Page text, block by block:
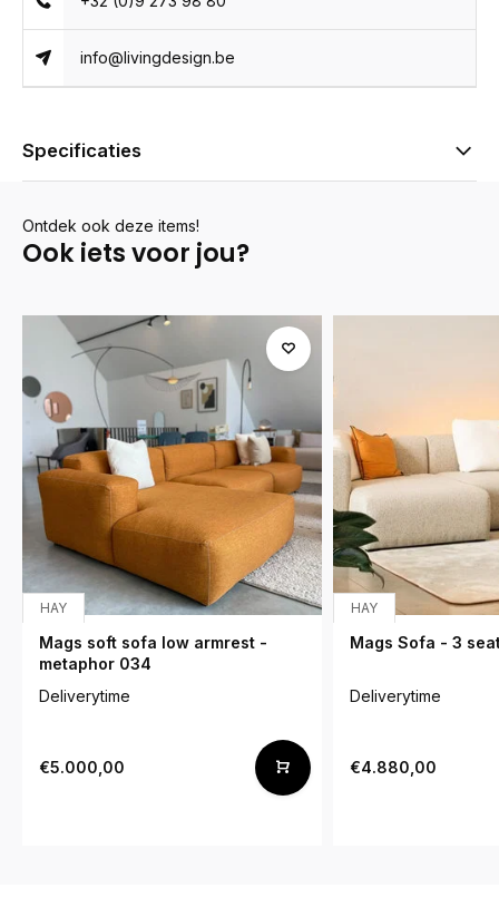
info@livingdesign.be
Specificaties
Ontdek ook deze items!
Ook iets voor jou?
HAY
Mags soft sofa low armrest -
metaphor 034
Deliverytime
€5.000,00
HAY
Mags Sofa - 3
Deliverytime
€4.880,00